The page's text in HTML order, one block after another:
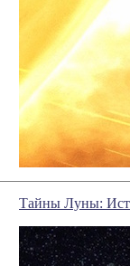
Тайны Луны: